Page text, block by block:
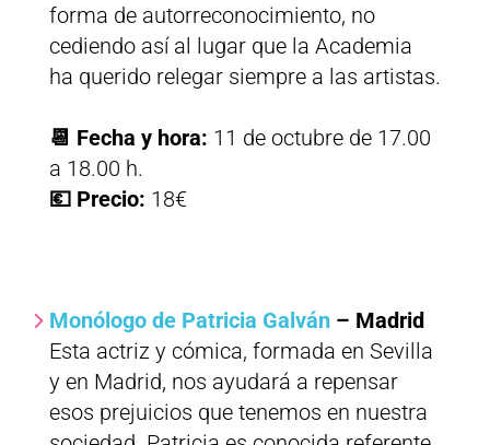
forma de autorreconocimiento, no
cediendo así al lugar que la Academia
ha querido relegar siempre a las artistas.
📆 Fecha y hora: 11 de octubre de 17.00
a 18.00 h.
💶 Precio: 18€
Monólogo de Patricia Galván – Madrid
Esta actriz y cómica, formada en Sevilla
y en Madrid, nos ayudará a repensar
esos prejuicios que tenemos en nuestra